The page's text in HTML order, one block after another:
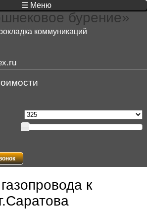
бурение»
коммуникаций
☰ Меню
к